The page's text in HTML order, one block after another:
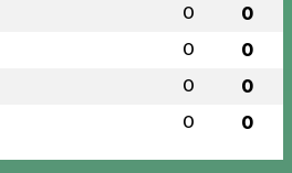
0 0
0 0
0 0
0 0